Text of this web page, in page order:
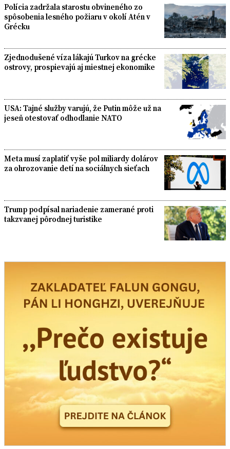
Polícia zadržala starostu obvineného zo
spôsobenia lesného požiaru v okolí Atén v
Grécku
Zjednodušené víza lákajú Turkov na grécke
ostrovy, prospievajú aj miestnej ekonomike
USA: Tajné služby varujú, že Putin môže už na
jeseň otestovať odhodlanie NATO
Meta musí zaplatiť vyše pol miliardy dolárov
za ohrozovanie detí na sociálnych sieťach
Trump podpísal nariadenie zamerané proti
takzvanej pôrodnej turistike